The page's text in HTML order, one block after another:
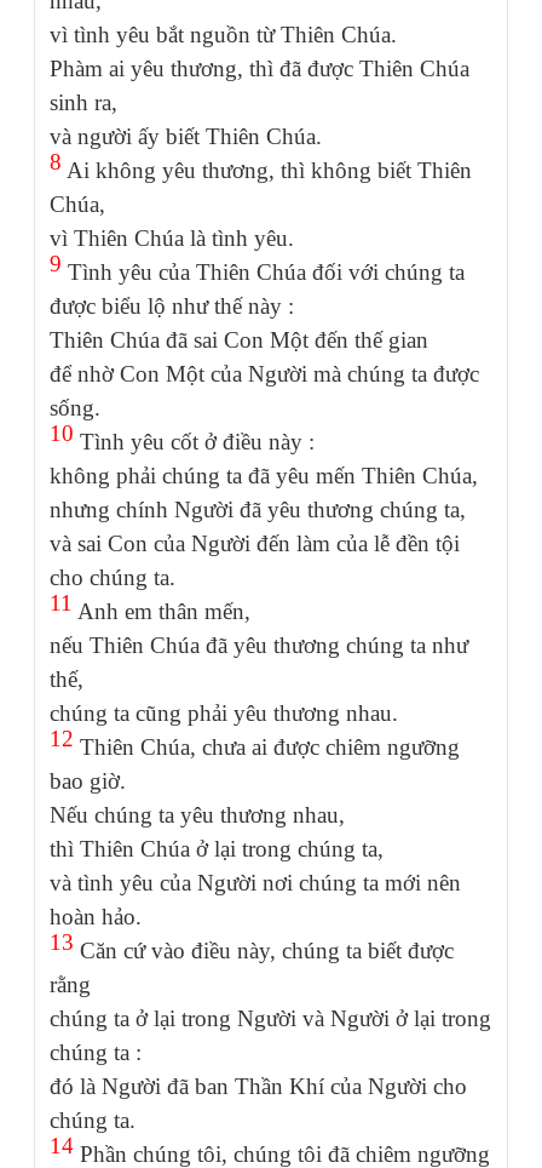
vì tình yêu bắt nguồn từ Thiên Chúa.
Phàm ai yêu thương, thì đã được Thiên Chúa
sinh ra,
và người ấy biết Thiên Chúa.
8 Ai không yêu thương, thì không biết Thiên
Chúa,
vì Thiên Chúa là tình yêu.
9 Tình yêu của Thiên Chúa đối với chúng ta
được biểu lộ như thế này :
Thiên Chúa đã sai Con Một đến thế gian
để nhờ Con Một của Người mà chúng ta được
sống.
10 Tình yêu cốt ở điều này :
không phải chúng ta đã yêu mến Thiên Chúa,
nhưng chính Người đã yêu thương chúng ta,
và sai Con của Người đến làm của lễ đền tội
cho chúng ta.
11 Anh em thân mến,
nếu Thiên Chúa đã yêu thương chúng ta như
thế,
chúng ta cũng phải yêu thương nhau.
12 Thiên Chúa, chưa ai được chiêm ngưỡng
bao giờ.
Nếu chúng ta yêu thương nhau,
thì Thiên Chúa ở lại trong chúng ta,
và tình yêu của Người nơi chúng ta mới nên
hoàn hảo.
13 Căn cứ vào điều này, chúng ta biết được
rằng
chúng ta ở lại trong Người và Người ở lại trong
chúng ta :
đó là Người đã ban Thần Khí của Người cho
chúng ta.
14 Phần chúng tôi, chúng tôi đã chiêm ngưỡng